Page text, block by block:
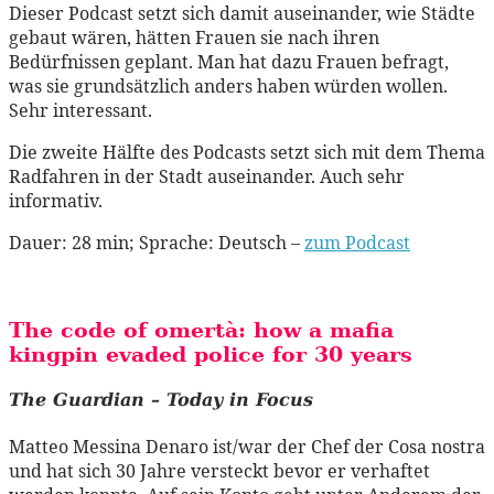
Dieser Podcast setzt sich damit auseinander, wie Städte
gebaut wären, hätten Frauen sie nach ihren
Bedürfnissen geplant. Man hat dazu Frauen befragt,
was sie grundsätzlich anders haben würden wollen.
Sehr interessant.
Die zweite Hälfte des Podcasts setzt sich mit dem Thema
Radfahren in der Stadt auseinander. Auch sehr
informativ.
Dauer: 28 min; Sprache: Deutsch –zum Podcast
The code of omertà: how a mafia
kingpin evaded police for 30 years
The Guardian – Today in Focus
Matteo Messina Denaro ist/war der Chef der Cosa nostra
und hat sich 30 Jahre versteckt bevor er verhaftet